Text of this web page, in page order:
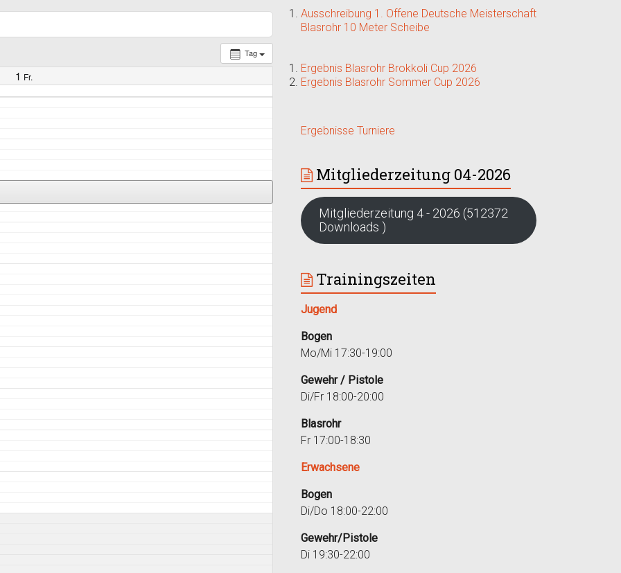
Tag
1 Fr.
Ausschreibung 1. Offene Deutsche Meisterschaft
Blasrohr 10 Meter Scheibe
Ergebnis Blasrohr Brokkoli Cup 2026
Ergebnis Blasrohr Sommer Cup 2026
Ergebnisse Turniere
Mitgliederzeitung 04-2026
Mitgliederzeitung 4 - 2026 (512372
Downloads )
Trainingszeiten
Jugend
Bogen
Mo/Mi 17:30-19:00
Gewehr / Pistole
Di/Fr 18:00-20:00
Blasrohr
Fr 17:00-18:30
Erwachsene
Bogen
Di/Do 18:00-22:00
Gewehr/Pistole
Di 19:30-22:00